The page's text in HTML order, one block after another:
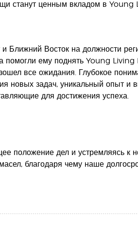
станут ценным вкладом в
Ближний Восток на должности
помогли ему поднять Young
все ожидания. Глубокое
новых задач, уникальный опыт и
для достижения успеха.
положение дел и устремляясь
благодаря чему наше